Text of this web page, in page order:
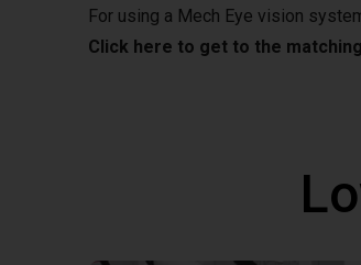
For using a Mech Eye vision
Click here to get to the matching